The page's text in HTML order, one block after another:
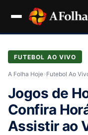
FUTEBOL AO VIVO
A Folha Hoje› Futebol Ao
Jogos de
Confira
Assistir ao